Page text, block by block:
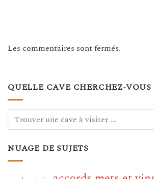
Les commentaires sont fermés.
QUELLE CAVE CHERCHEZ-VOUS
NUAGE DE SUJETS